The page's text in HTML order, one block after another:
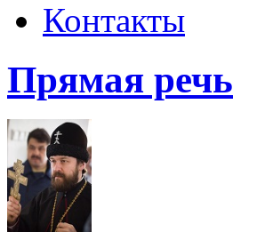
Контакты
Прямая речь